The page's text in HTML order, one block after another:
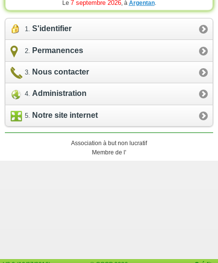
Le 7 septembre 2026, à Argentan.
S'identifier
Permanences
Nous contacter
Administration
Notre site internet
Association à but non lucratif
Membre de l'